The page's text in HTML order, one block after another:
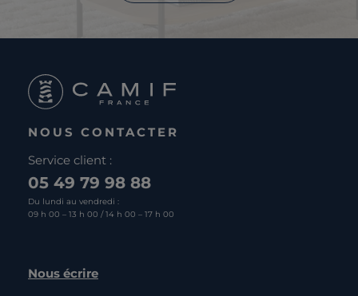
NOUS CONTACTER
Service client :
05 49 79 98 88
Du lundi au vendredi :
09 h 00 – 13 h 00 / 14 h 00 – 17 h 00
Nous écrire